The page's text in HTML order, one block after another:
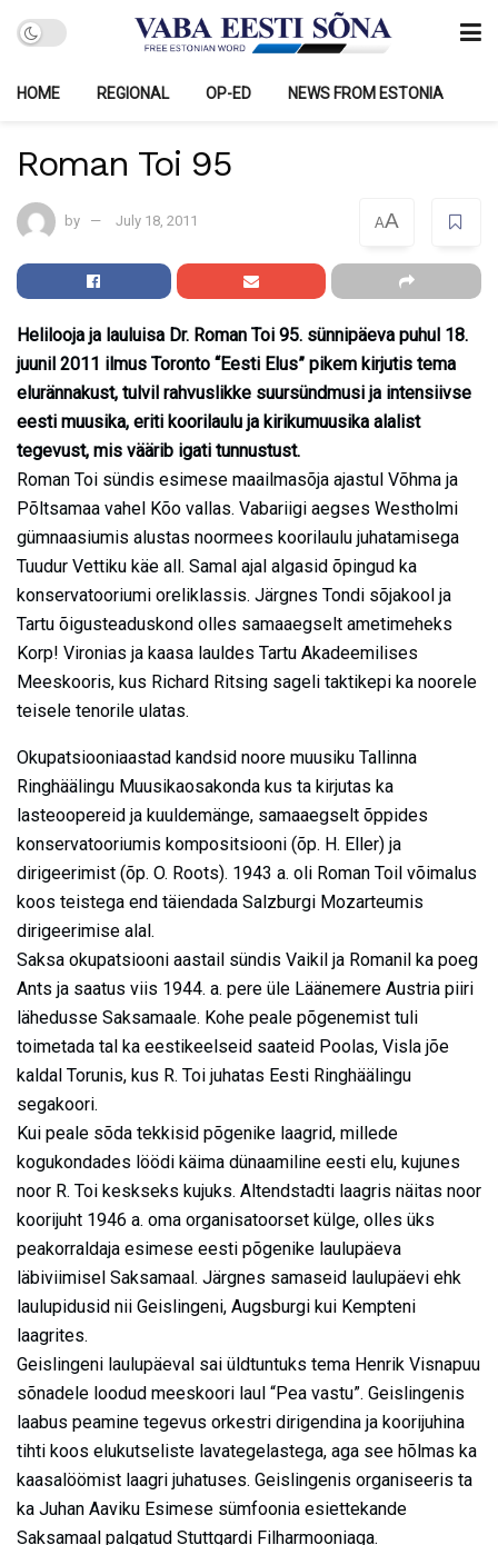
HOME REGIONAL OP-ED NEWS FROM ESTONIA
Roman Toi 95
by July 18, 2011 AA
Helilooja ja lauluisa Dr. Roman Toi 95. sünnipäeva puhul 18.
juunil 2011 ilmus Toronto “Eesti Elus” pikem kirjutis tema
elurännakust, tulvil rahvuslikke suursündmusi ja intensiivse
eesti muusika, eriti koorilaulu ja kirikumuusika alalist
tegevust, mis väärib igati tunnustust.
Roman Toi sündis esimese maailmasõja ajastul Võhma ja
Põltsamaa vahel Kõo vallas. Vabariigi aegses Westholmi
gümnaasiumis alustas noormees koorilaulu juhatamisega
Tuudur Vettiku käe all. Samal ajal algasid õpingud ka
konservatooriumi oreliklassis. Järgnes Tondi sõjakool ja
Tartu õigusteaduskond olles samaaegselt ametimeheks
Korp! Vironias ja kaasa lauldes Tartu Akadeemilises
Meeskooris, kus Richard Ritsing sageli taktikepi ka noorele
teisele tenorile ulatas.
Okupatsiooniaastad kandsid noore muusiku Tallinna
Ringhäälingu Muusikaosakonda kus ta kirjutas ka
lasteoopereid ja kuuldemänge, samaaegselt õppides
konservatooriumis kompositsiooni (õp. H. Eller) ja
dirigeerimist (õp. O. Roots). 1943 a. oli Roman Toil võimalus
koos teistega end täiendada Salzburgi Mozarteumis
dirigeerimise alal.
Saksa okupatsiooni aastail sündis Vaikil ja Romanil ka poeg
Ants ja saatus viis 1944. a. pere üle Läänemere Austria piiri
lähedusse Saksamaale. Kohe peale põgenemist tuli
toimetada tal ka eestikeelseid saateid Poolas, Visla jõe
kaldal Torunis, kus R. Toi juhatas Eesti Ringhäälingu
segakoori.
Kui peale sõda tekkisid põgenike laagrid, millede
kogukondades löödi käima dünaamiline eesti elu, kujunes
noor R. Toi keskseks kujuks. Altendstadti laagris näitas noor
koorijuht 1946 a. oma organisatoorset külge, olles üks
peakorraldaja esimese eesti põgenike laulupäeva
läbiviimisel Saksamaal. Järgnes samaseid laulupäevi ehk
laulupidusid nii Geislingeni, Augsburgi kui Kempteni
laagrites.
Geislingeni laulupäeval sai üldtuntuks tema Henrik Visnapuu
sõnadele loodud meeskoori laul “Pea vastu”. Geislingenis
laabus peamine tegevus orkestri dirigendina ja koorijuhina
tihti koos elukutseliste lavategelastega, aga see hõlmas ka
kaasalöömist laagri juhatuses. Geislingenis organiseeris ta
ka Juhan Aaviku Esimese sümfoonia esiettekande
Saksamaal palgatud Stuttgardi Filharmooniaga.